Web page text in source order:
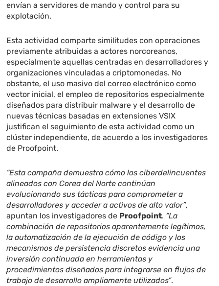
envían a servidores de mando y control para su
explotación.
Esta actividad comparte similitudes con operaciones
previamente atribuidas a actores norcoreanos,
especialmente aquellas centradas en desarrolladores y
organizaciones vinculadas a criptomonedas. No
obstante, el uso masivo del correo electrónico como
vector inicial, el empleo de repositorios especialmente
diseñados para distribuir malware y el desarrollo de
nuevas técnicas basadas en extensiones VSIX
justifican el seguimiento de esta actividad como un
clúster independiente, de acuerdo a los investigadores
de Proofpoint.
“Esta campaña demuestra cómo los ciberdelincuentes
alineados con Corea del Norte continúan
evolucionando sus tácticas para comprometer a
desarrolladores y acceder a activos de alto valor”,
apuntan los investigadores de Proofpoint. “La
combinación de repositorios aparentemente legítimos,
la automatización de la ejecución de código y los
mecanismos de persistencia discretos evidencia una
inversión continuada en herramientas y
procedimientos diseñados para integrarse en flujos de
trabajo de desarrollo ampliamente utilizados”.